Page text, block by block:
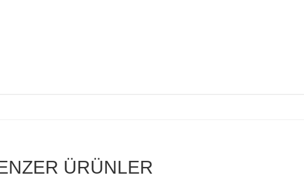
ÜRÜNLER